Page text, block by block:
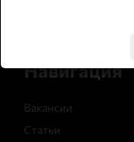
Навигация
Вакансии
Статьи